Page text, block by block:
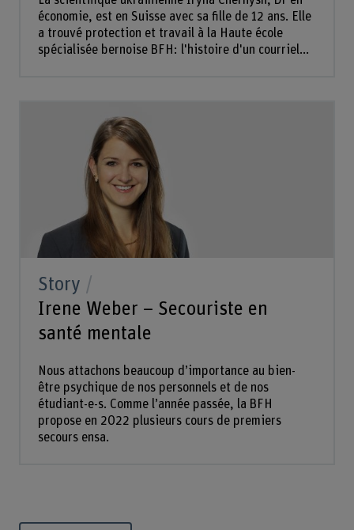
économie, est en Suisse avec sa fille de 12 ans. Elle
a trouvé protection et travail à la Haute école
spécialisée bernoise BFH: l'histoire d'un courriel...
Story
Irene Weber – Secouriste en
santé mentale
Nous attachons beaucoup d’importance au bien-
être psychique de nos personnels et de nos
étudiant-e-s. Comme l’année passée, la BFH
propose en 2022 plusieurs cours de premiers
secours ensa.